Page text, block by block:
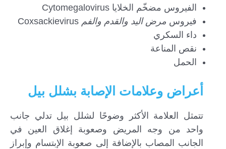
الفيروس مضخّم الخلايا Cytomegalovirus
فيروس مرض اليد والقدم والفم
داء السكري
نقص المناعة
الحمل
أعراض وعلامات الإصابة بشلل بيل
تتمثل العلامة الأكثر وضوحًا لشلل بيل تدلي جانب
واحد من وجه المريض وصعوبة إغلاق العين في
الجانب المصاب بالإضافة إلى صعوبة الإبتسام وإبراز